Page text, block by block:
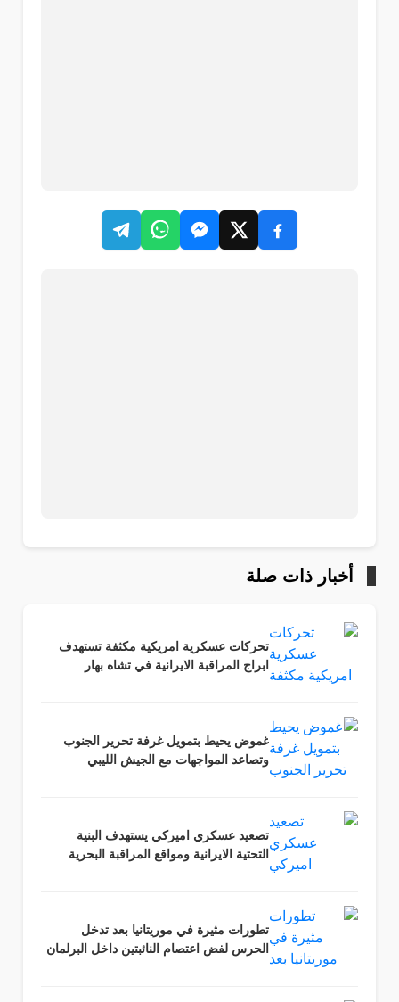
أخبار ذات صلة
تحركات عسكرية امريكية مكثفة تستهدف
ابراج المراقبة الايرانية في تشاه بهار
غموض يحيط بتمويل غرفة تحرير الجنوب
وتصاعد المواجهات مع الجيش الليبي
تصعيد عسكري اميركي يستهدف البنية
التحتية الايرانية ومواقع المراقبة البحرية
تطورات مثيرة في موريتانيا بعد تدخل
الحرس لفض اعتصام النائبتين داخل البرلمان